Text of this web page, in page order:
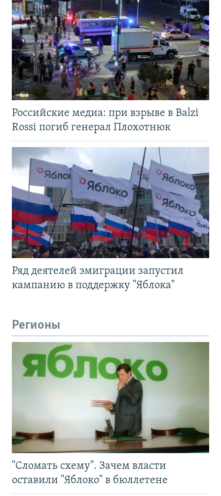
Российские медиа: при взрыве в Balzi
Rossi погиб генерал Плохотнюк
Ряд деятелей эмиграции запустил
кампанию в поддержку "Яблока"
Регионы
"Сломать схему". Зачем власти
оставили "Яблоко" в бюллетене